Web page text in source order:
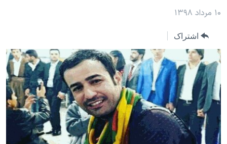
جهشورزشی
ویدیوها
فرهنگ و زندگی
حقوق شهروندی
اقتصادی
علم و فناوری
جام جهانی ۲۰۲۶
بایگانی برنامه‌های تلویزیونی
مستندها
انتخابات ریاست جمهوری آمریکا ۲۰۲۴
حمله جمهوری اسلامی به اسرائیل
رمز مهسا
فرکانس‌های صدای آمریکا
پخش رادیویی
یادگیری زبان انگلیسی
دنبال کنید
۱۰ مرداد ۱۳۹۸
اشتراک